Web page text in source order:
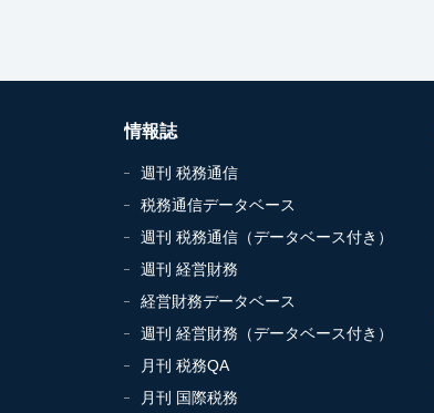
情報誌
週刊 税務通信
税務通信データベース
週刊 税務通信（データベース付き）
週刊 経営財務
経営財務データベース
週刊 経営財務（データベース付き）
月刊 税務QA
月刊 国際税務